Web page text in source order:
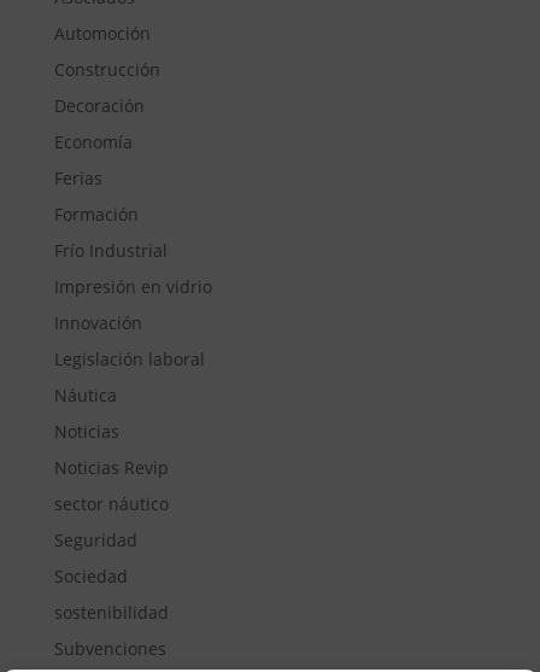
Automoción
Construcción
Decoración
Economía
Ferias
Formación
Frío Industrial
Impresión en vidrio
Innovación
Legislación laboral
Náutica
Noticias
Noticias Revip
sector náutico
Seguridad
Sociedad
sostenibilidad
Subvenciones